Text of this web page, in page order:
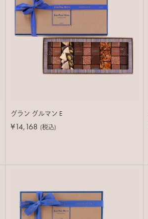
グラン グルマン E
¥14,168 (税込)